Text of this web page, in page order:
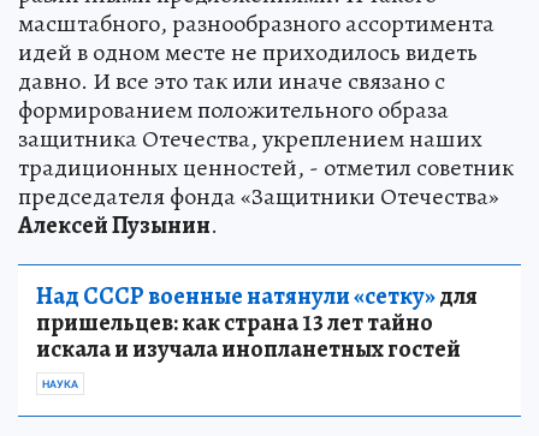
масштабного, разнообразного ассортимента
идей в одном месте не приходилось видеть
давно. И все это так или иначе связано с
формированием положительного образа
защитника Отечества, укреплением наших
традиционных ценностей, - отметил советник
председателя фонда «Защитники Отечества»
Алексей Пузынин.
Над СССР военные натянули «сетку»для
пришельцев: как страна 13 лет тайно
искала и изучала инопланетных гостей
НАУКА